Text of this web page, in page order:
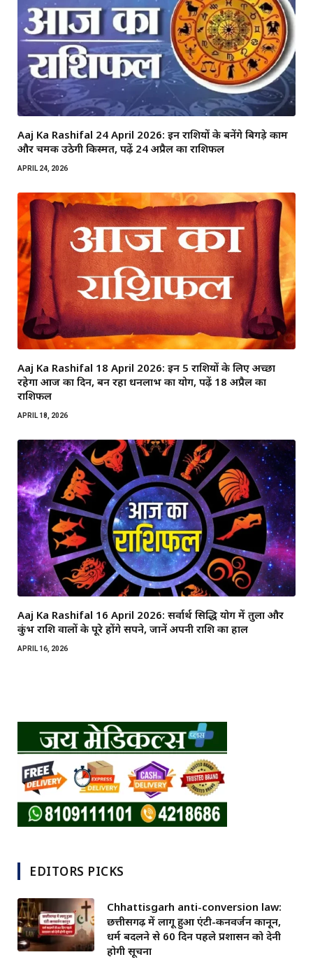
Aaj Ka Rashifal 24 April 2026: इन राशियों के बनेंगे बिगड़े काम
और चमक उठेगी किस्मत, पढ़ें 24 अप्रैल का राशिफल
APRIL 24, 2026
Aaj Ka Rashifal 18 April 2026: इन 5 राशियों के लिए अच्छा
रहेगा आज का दिन, बन रहा धनलाभ का योग, पढ़ें 18 अप्रैल का
राशिफल
APRIL 18, 2026
Aaj Ka Rashifal 16 April 2026: सर्वार्थ सिद्धि योग में तुला और
कुंभ राशि वालों के पूरे होंगे सपने, जानें अपनी राशि का हाल
APRIL 16, 2026
EDITORS PICKS
Chhattisgarh anti-conversion law:
छत्तीसगढ़ में लागू हुआ एंटी-कनवर्जन कानून,
धर्म बदलने से 60 दिन पहले प्रशासन को देनी
होगी सूचना